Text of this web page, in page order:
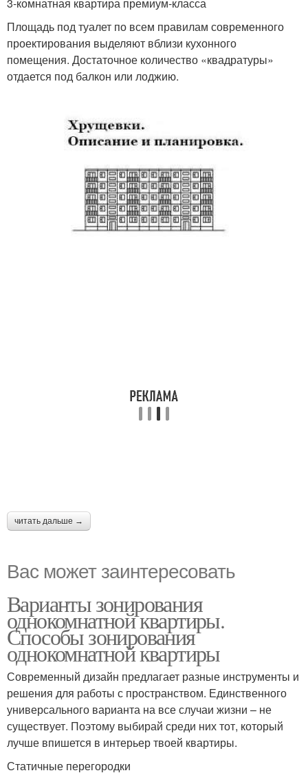
Площадь под туалет по всем правилам современного
проектирования выделяют вблизи кухонного
помещения. Достаточное количество «квадратуры»
отдается под балкон или лоджию.
читать дальше →
Вас может заинтересовать
Варианты зонирования
однокомнатной квартиры.
Способы зонирования
однокомнатной квартиры
Современный дизайн предлагает разные инструменты и
решения для работы с пространством. Единственного
универсального варианта на все случаи жизни – не
существует. Поэтому выбирай среди них тот, который
лучше впишется в интерьер твоей квартиры.
Статичные перегородки